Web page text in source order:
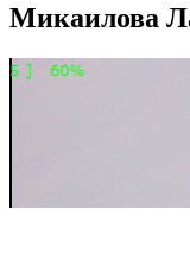
Микаилова